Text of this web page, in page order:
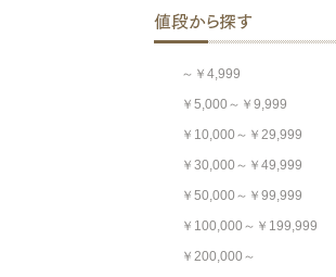
～￥4,999
￥5,000～￥9,999
￥10,000～￥29,999
￥30,000～￥49,999
￥50,000～￥99,999
￥100,000～￥199,999
￥200,000～